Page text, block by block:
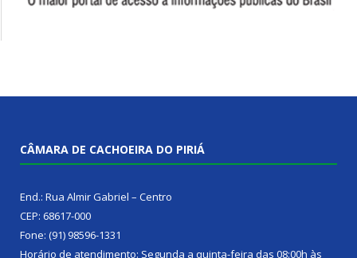
CÂMARA DE CACHOEIRA DO PIRIÁ
End.: Rua Almir Gabriel – Centro
CEP: 68617-000
Fone: (91) 98596-1331
Horário de atendimento: Segunda a quinta-feira das 08:00h às